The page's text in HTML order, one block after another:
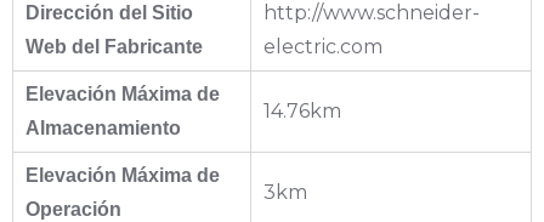
Dirección del Sitio
Web del Fabricante
http://www.schneider-
electric.com
Elevación Máxima de
Almacenamiento
14.76km
Elevación Máxima de
Operación
3km